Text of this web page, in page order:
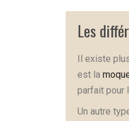
Les
Il existe
est la
parfait pour
Un autre